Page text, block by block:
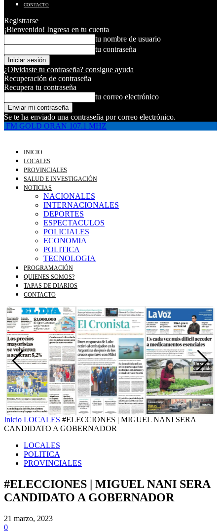
CONTACTO
Registrarse
¡Bienvenido! Ingresa en tu cuenta
tu nombre de usuario
tu contraseña
¿Olvidaste tu contraseña? consigue ayuda
Recuperación de contraseña
Recupera tu contraseña
tu correo electrónico
Se te ha enviado una contraseña por correo electrónico.
FM GOLD ORAN 107.1 MHZ
INICIO
LOCALES
PROVINCIALES
SALUD E INVESTIGACIÓN
NOTICIAS
NACIONALES
INTERNACIONALES
DEPORTES
ESPECTACULOS
POLICIALES
ECONOMIA
POLITICA
TECNOLOGIA
PROGRAMACIÓN
QUIENES SOMOS?
TAPAS DE DIARIOS
CONTACTO
Inicio LOCALES #ELECCIONES | MIGUEL NANI SERA
CANDIDATO A GOBERNADOR
LOCALES
POLITICA
PROVINCIALES
#ELECCIONES | MIGUEL NANI SERA
CANDIDATO A GOBERNADOR
21 marzo, 2023
0